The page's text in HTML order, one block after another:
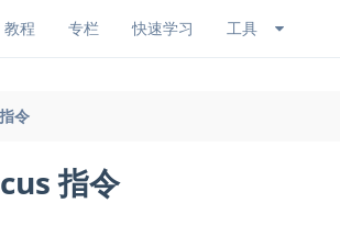
教程 专栏 快速学习 工具
令
指令